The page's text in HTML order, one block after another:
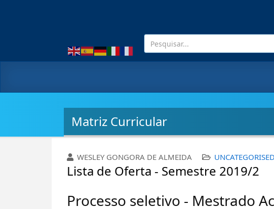
Matriz Curricular
WESLEY GONGORA DE ALMEIDA UNCATEGORISED
Lista de Oferta - Semestre 2019/2
Processo seletivo - Mestrado